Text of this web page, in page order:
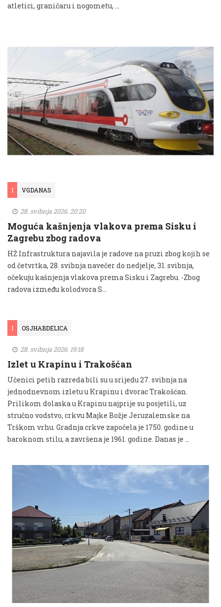
atletici, graničaru i nogometu, ...
I VGDANAS
28. svibnja 2026. 20:20
Moguća kašnjenja vlakova prema Sisku i
Zagrebu zbog radova
HŽ Infrastruktura najavila je radove na pruzi zbog kojih se
od četvrtka, 28. svibnja navečer do nedjelje, 31. svibnja,
očekuju kašnjenja vlakova prema Sisku i Zagrebu. -Zbog
radova između kolodvora S...
I OSJHABDELICA
28. svibnja 2026. 19:18
Izlet u Krapinu i Trakošćan
Učenici petih razreda bili su u srijedu 27. svibnja na
jednodnevnom izletu u Krapinu i dvorac Trakošćan.
Prilikom dolaska u Krapinu najprije su posjetili, uz
stručno vodstvo, crkvu Majke Božje Jeruzalemske na
Trškom vrhu. Gradnja crkve započela je 1750. godine u
baroknom stilu, a završena je 1961. godine. Danas je …